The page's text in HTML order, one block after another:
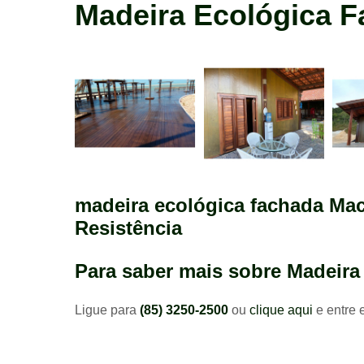
madeira
construção
Madeira Ecológica
madeira ecológica fachada
Resistência
Para saber mais sobre
Ligue para (85) 3250-2500 ou clique aqui e entre